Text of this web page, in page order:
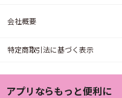
会社概要
特定商取引法に基づく表示
アプリならもっと便利に